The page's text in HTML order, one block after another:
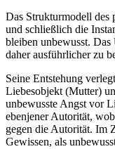
Das Strukturmodell des
und schließlich die
bleiben unbewusst.
daher ausführlicher zu
Seine Entstehung
Liebesobjekt (Mutter)
unbewusste Angst vor
ebenjener Autorität,
gegen die Autorität. Im
Gewissen, als